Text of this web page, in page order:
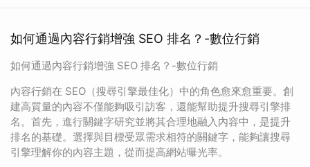
如何通過內容行銷增強 SEO 排名？-數位行銷
如何通過內容行銷增強 SEO 排名？-數位行銷
內容行銷在 SEO（搜尋引擎最佳化）中的角色愈來愈重要。創
建高質量的內容不僅能夠吸引訪客，還能幫助提升搜尋引擎排
名。首先，進行關鍵字研究並將其合理地融入內容中，是提升
排名的基礎。選擇與目標受眾需求相符的關鍵字，能夠讓搜尋
引擎理解你的內容主題，從而提高網站曝光率。